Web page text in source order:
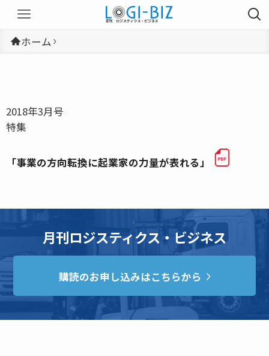
ホーム
2018年3月号
特集
「事業の方向転換に起業家の力量が表れる」
月刊ロジスティクス・ビジネス
購読のお申し込みはこちらから